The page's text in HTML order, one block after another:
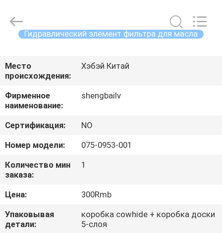
ПРОДУКТЫ
О
НАС
ПУТЕШЕСТВИЕ
ФАБРИКИ
Reserved. Гидравлический элемент фильтра для масла
Место
происхождения:
Хэбэй Китай
Фирменное
наименование:
shengbailv
Сертификация:
NO
Номер модели:
075-0953-001
Количество мин
заказа:
1
Цена:
300Rmb
Упаковывая
детали:
коробка cowhide + коробка доски
5-слоя